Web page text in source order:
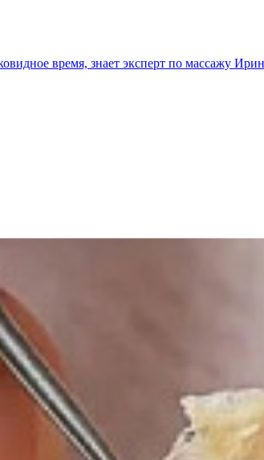
время, знает эксперт по массажу